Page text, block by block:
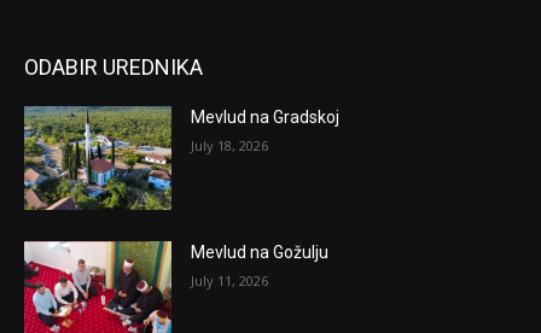
ODABIR UREDNIKA
Mevlud na Gradskoj
July 18, 2026
Mevlud na Gožulju
July 11, 2026